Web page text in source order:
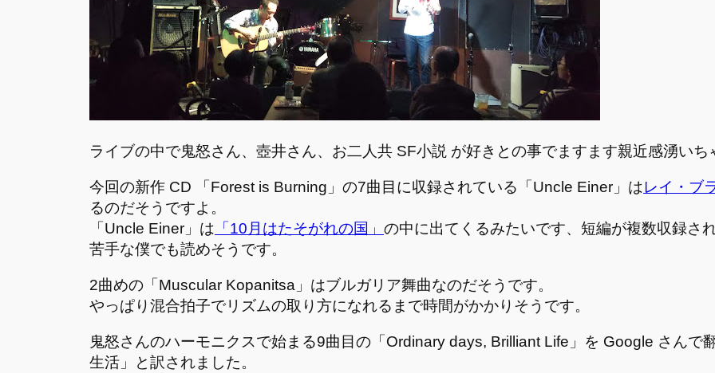
ライブの中で鬼怒さん、壺井さん、お二人共 SF小説 が好きとの事でますます親近感湧いち
今回の新作 CD 「Forest is Burning」の7曲目に収録されている「Uncle Einer」はレイ・ブ
るのだそうですよ。
「Uncle Einer」は 「10月はたそがれの国」 の中に出てくるみたいです、短編が複数収録さ
苦手な僕でも読めそうです。
2曲めの「Muscular Kopanitsa」はブルガリア舞曲なのだそうです。
やっぱり混合拍子でリズムの取り方になれるまで時間がかかりそうです。
鬼怒さんのハーモニクスで始まる9曲目の「Ordinary days, Brilliant Life」を Google さんで
生活」と訳されました。